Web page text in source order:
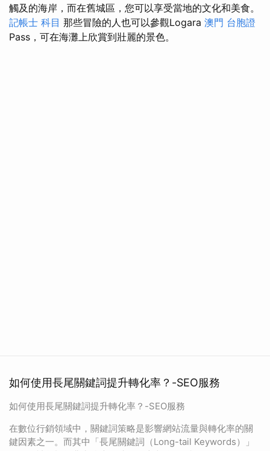
觸及的海岸，而在舊城區，您可以享受當地的文化和美食。
記帳士 科目 那些冒險的人也可以參觀Logara 澳門 台胞證
Pass，可在海灘上欣賞到壯麗的景色。
如何使用長尾關鍵詞提升轉化率？-SEO服務
如何使用長尾關鍵詞提升轉化率？-SEO服務
在數位行銷領域中，關鍵詞策略是影響網站流量與轉化率的關
鍵因素之一。而其中「長尾關鍵詞（Long-tail Keywords）」